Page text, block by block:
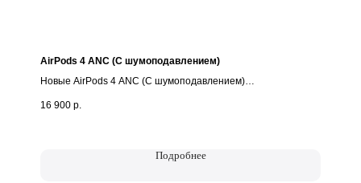
AirPods 4 ANC (С шумоподавлением)
Новые AirPods 4 ANC (С шумоподавлением)
• Абсолютно новые, запечатанные
16 900 р.
Подробнее